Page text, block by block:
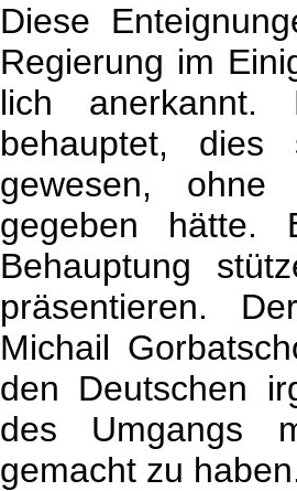
Diese
Regierung im
lich anerkannt.
behauptet,
gewesen, ohne
gegeben hätte.
Behauptung
präsentieren.
Michail
den Deutschen
des Umgangs
gemacht zu